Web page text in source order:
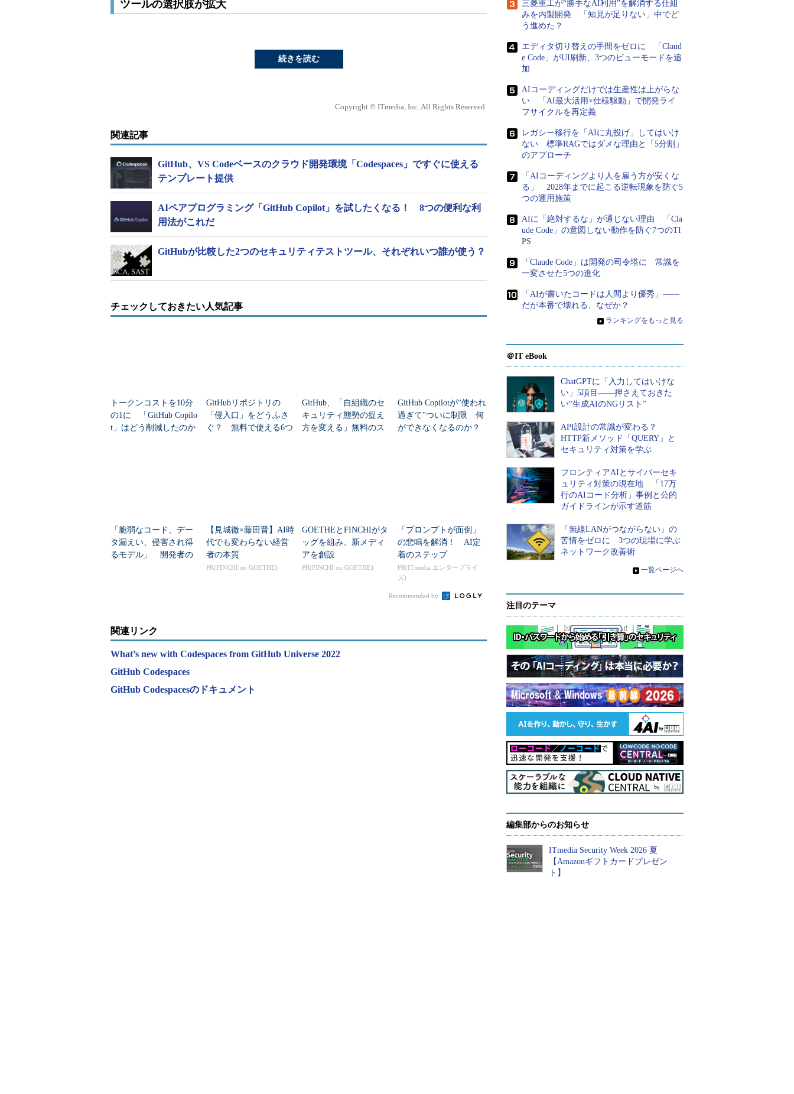
ツールの選択肢が拡大
続きを読む
Copyright © ITmedia, Inc. All Rights Reserved.
関連記事
GitHub、VS Codeベースのクラウド開発環境「Codespaces」ですぐに使える
テンプレート提供
AIペアプログラミング「GitHub Copilot」を試したくなる！ 8つの便利な利
用法がこれだ
GitHubが比較した2つのセキュリティテストツール、それぞれいつ誰が使う？
チェックしておきたい人気記事
トークンコストを10分
の1に 「GitHub Copilo
t」はどう削減したのか
GitHubリポジトリの
「侵入口」をどうふさ
ぐ？ 無料で使える6つ
GitHub、「自組織のセ
キュリティ態勢の捉え
方を変える」無料のス
GitHub Copilotが“使われ
過ぎて”ついに制限 何
ができなくなるのか？
「脆弱なコード、デー
タ漏えい、侵害され得
るモデル」 開発者の
【見城徹×藤田晋】AI時
代でも変わらない経営
者の本質
PR(FINCHI on GOETHE)
GOETHEとFINCHIがタ
ッグを組み、新メディ
アを創設
PR(FINCHI on GOETHE)
「プロンプトが面倒」
の悲鳴を解消！ AI定
着のステップ
PR(ITmedia エンタープライ
ズ)
Recommended by
関連リンク
What’s new with Codespaces from GitHub Universe 2022
GitHub Codespaces
GitHub Codespacesのドキュメント
三菱重工が“勝手なAI利用”を解消する仕組
みを内製開発 「知見が足りない」中でど
う進めた？
エディタ切り替えの手間をゼロに 「Claud
e Code」がUI刷新、3つのビューモードを追
加
AIコーディングだけでは生産性は上がらな
い 「AI最大活用×仕様駆動」で開発ライ
フサイクルを再定義
レガシー移行を「AIに丸投げ」してはいけ
ない 標準RAGではダメな理由と「5分割」
のアプローチ
「AIコーディングより人を雇う方が安くな
る」 2028年までに起こる逆転現象を防ぐ5
つの運用施策
AIに「絶対するな」が通じない理由 「Cla
ude Code」の意図しない動作を防ぐ7つのTI
PS
「Claude Code」は開発の司令塔に 常識を
一変させた5つの進化
「AIが書いたコードは人間より優秀」――
だが本番で壊れる、なぜか？
» ランキングをもっと見る
＠IT eBook
ChatGPTに「入力してはいけな
い」5項目――押さえておきた
い“生成AIのNGリスト”
API設計の常識が変わる？
HTTP新メソッド「QUERY」と
セキュリティ対策を学ぶ
フロンティアAIとサイバーセキ
ュリティ対策の現在地 「17万
行のAIコード分析」事例と公的
ガイドラインが示す道筋
「無線LANがつながらない」の
苦情をゼロに 3つの現場に学ぶ
ネットワーク改善術
» 一覧ページへ
注目のテーマ
編集部からのお知らせ
ITmedia Security Week 2026 夏
【Amazonギフトカードプレゼン
ト】